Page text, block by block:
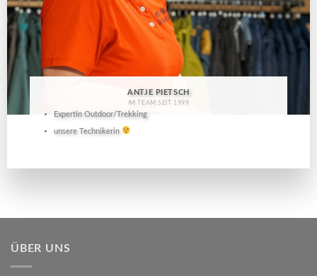
ANTJE PIETSCH
IM TEAM SEIT 1999
Expertin Outdoor/Trekking
unsere Technikerin
ÜBER UNS